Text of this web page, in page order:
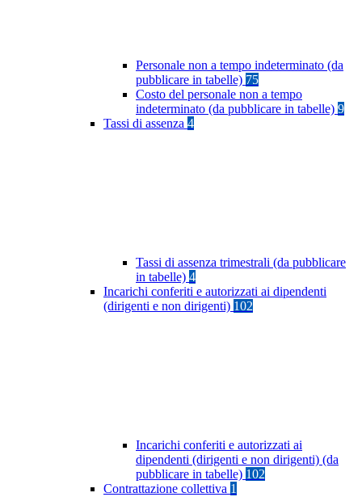
Personale non a tempo indeterminato (da
pubblicare in tabelle) 75
Costo del personale non a tempo
indeterminato (da pubblicare in tabelle) 9
Tassi di assenza 4
Tassi di assenza trimestrali (da pubblicare
in tabelle) 4
Incarichi conferiti e autorizzati ai dipendenti
(dirigenti e non dirigenti) 102
Incarichi conferiti e autorizzati ai
dipendenti (dirigenti e non dirigenti) (da
pubblicare in tabelle) 102
Contrattazione collettiva 1